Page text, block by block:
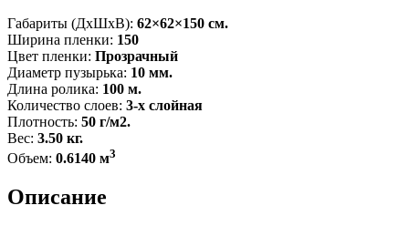
Габариты (ДxШxВ): 62×62×150 см.
Ширина пленки: 150
Цвет пленки: Прозрачный
Диаметр пузырька: 10 мм.
Длина ролика: 100 м.
Количество слоев: 3-х слойная
Плотность: 50 г/м2.
Вес: 3.50 кг.
Объем: 0.6140 м3
Описание